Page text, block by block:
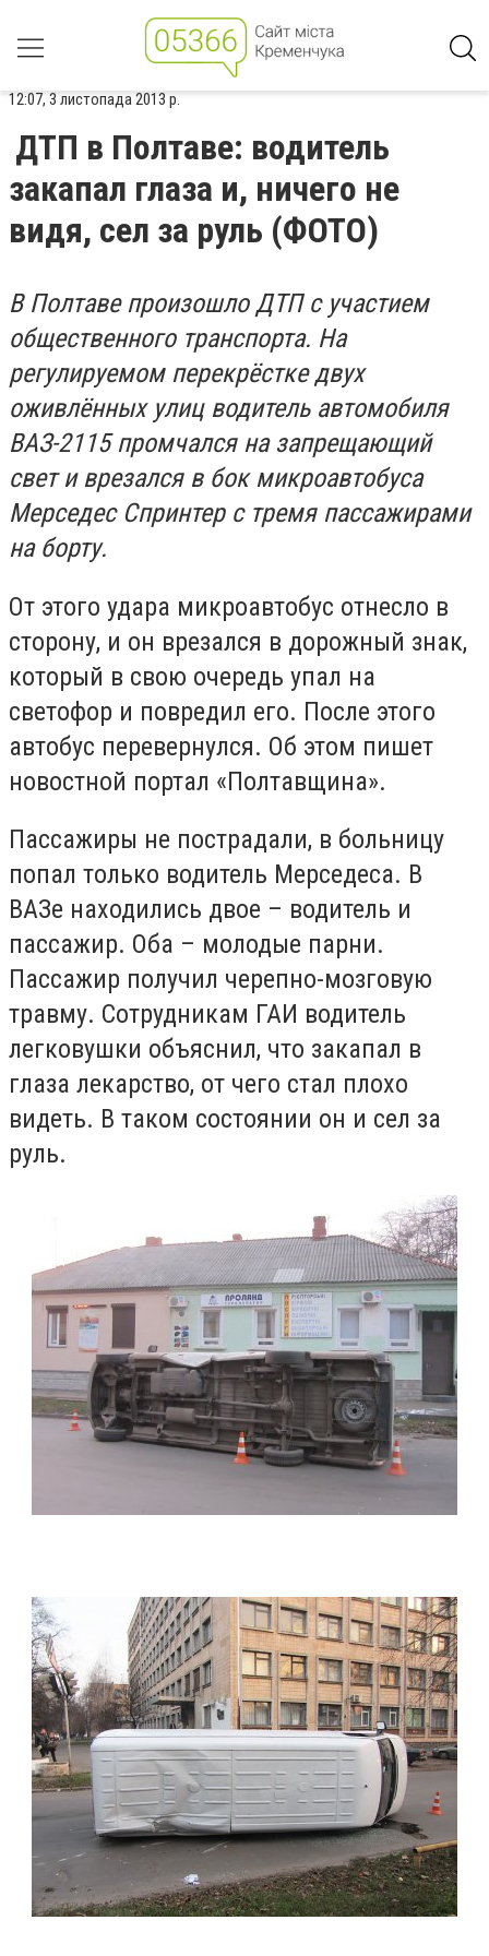
12:07, 3 листопада 2013 р.
ДТП в Полтаве: водитель
закапал глаза и, ничего не
видя, сел за руль (ФОТО)
В Полтаве произошло ДТП с участием
общественного транспорта. На
регулируемом перекрёстке двух
оживлённых улиц водитель автомобиля
ВАЗ-2115 промчался на запрещающий
свет и врезался в бок микроавтобуса
Мерседес Спринтер с тремя пассажирами
на борту.
От этого удара микроавтобус отнесло в
сторону, и он врезался в дорожный знак,
который в свою очередь упал на
светофор и повредил его. После этого
автобус перевернулся. Об этом пишет
новостной портал «Полтавщина».
Пассажиры не пострадали, в больницу
попал только водитель Мерседеса. В
ВАЗе находились двое – водитель и
пассажир. Оба – молодые парни.
Пассажир получил черепно-мозговую
травму. Сотрудникам ГАИ водитель
легковушки объяснил, что закапал в
глаза лекарство, от чего стал плохо
видеть. В таком состоянии он и сел за
руль.